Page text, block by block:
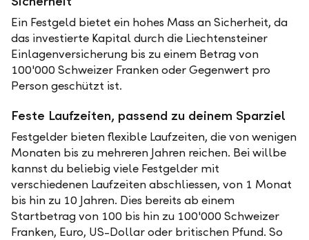
Ein Festgeld bietet ein hohes Mass an Sicherheit, da
das investierte Kapital durch die Liechtensteiner
Einlagenversicherung bis zu einem Betrag von
100'000 Schweizer Franken oder Gegenwert pro
Person geschützt ist.
Feste Laufzeiten, passend zu deinem Sparziel
Festgelder bieten flexible Laufzeiten, die von wenigen
Monaten bis zu mehreren Jahren reichen. Bei willbe
kannst du beliebig viele Festgelder mit
verschiedenen Laufzeiten abschliessen, von 1 Monat
bis hin zu 10 Jahren. Dies bereits ab einem
Startbetrag von 100 bis hin zu 100'000 Schweizer
Franken, Euro, US-Dollar oder britischen Pfund. So